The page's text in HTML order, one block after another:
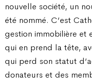
nouvelle société, un
été nommé. C’est
gestion immobilière et
qui en prend la tête,
qui perd son statut
donateurs et des